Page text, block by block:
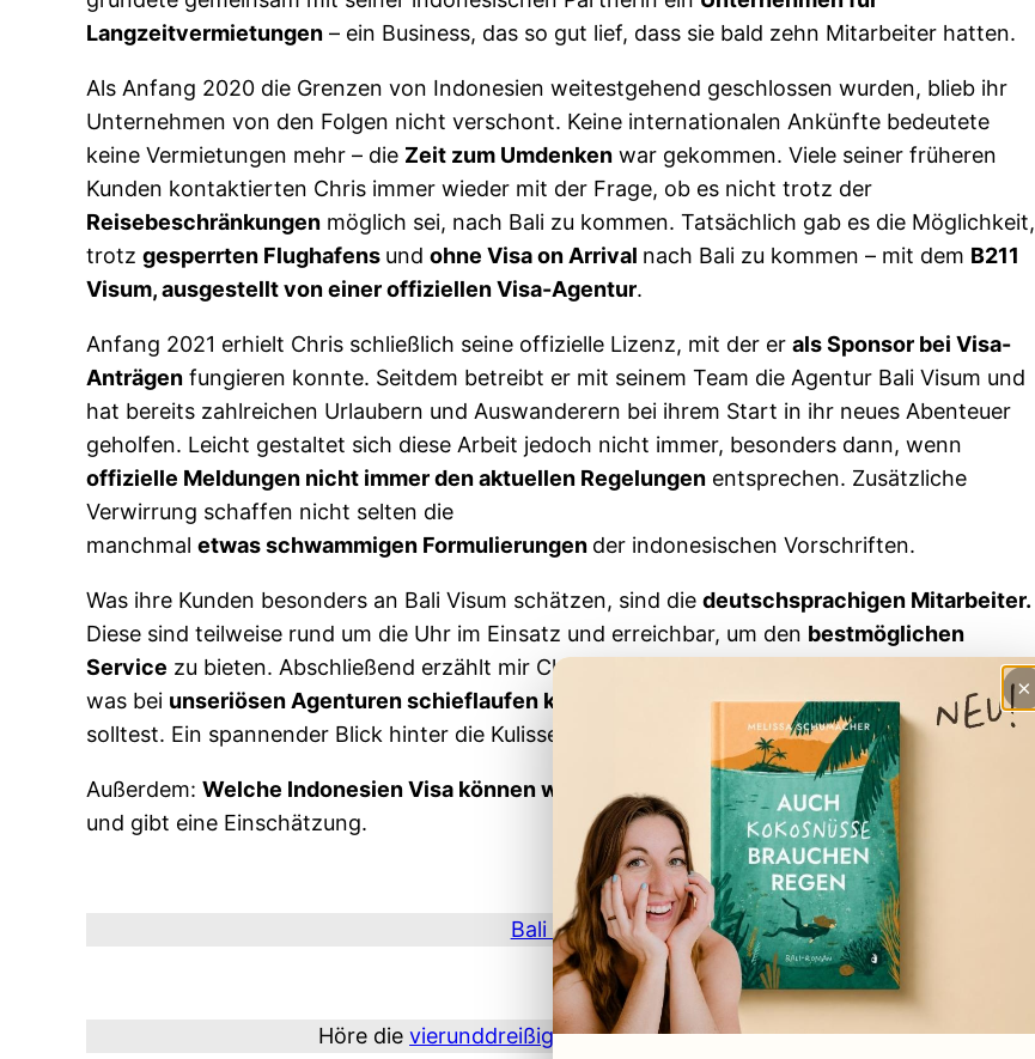
Langzeitvermietungen – ein Business, das so gut lief, dass sie bald zehn Mitarbeiter hatten.
Als Anfang 2020 die Grenzen von Indonesien weitestgehend geschlossen wurden, blieb ihr
Unternehmen von den Folgen nicht verschont. Keine internationalen Ankünfte bedeutete
keine Vermietungen mehr – die Zeit zum Umdenken war gekommen. Viele seiner früheren
Kunden kontaktierten Chris immer wieder mit der Frage, ob es nicht trotz der
Reisebeschränkungen möglich sei, nach Bali zu kommen. Tatsächlich gab es die Möglichkeit,
trotz gesperrten Flughafens und ohne Visa on Arrival nach Bali zu kommen – mit dem B211
Visum, ausgestellt von einer offiziellen Visa-Agentur.
Anfang 2021 erhielt Chris schließlich seine offizielle Lizenz, mit der er als Sponsor bei Visa-
Anträgen fungieren konnte. Seitdem betreibt er mit seinem Team die Agentur Bali Visum und
hat bereits zahlreichen Urlaubern und Auswanderern bei ihrem Start in ihr neues Abenteuer
geholfen. Leicht gestaltet sich diese Arbeit jedoch nicht immer, besonders dann, wenn
offizielle Meldungen nicht immer den aktuellen Regelungen entsprechen. Zusätzliche
Verwirrung schaffen nicht selten die
manchmal etwas schwammigen Formulierungen der indonesischen Vorschriften.
Was ihre Kunden besonders an Bali Visum schätzen, sind die deutschsprachigen Mitarbeiter.
Diese sind teilweise rund um die Uhr im Einsatz und erreichbar, um den bestmöglichen
Service zu bieten. Abschließend erzählt mir Chris, welche Vorteile Visa-Agenturen haben,
was bei unseriösen Agenturen schieflaufen kann
und worauf du bei deiner Wahl achten
solltest. Ein spannender Blick hinter die Kulissen sozusagen!
Außerdem: Welche Indonesien Visa können wir in Zukunft noch erwarten?
Chris klärt auf
und gibt eine Einschätzung.
Bali Visum
Höre dievierunddreißigste Folgein voller Länge!
×